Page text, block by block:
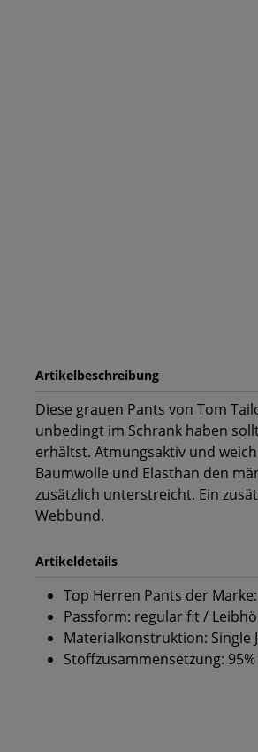
Artikelbeschreibung
Diese grauen Pants von Tom
unbedingt im Schrank haben
erhältst. Atmungsaktiv und
Baumwolle und Elasthan den
zusätzlich unterstreicht. Ein
Webbund.
Artikeldetails
Top Herren Pants der Marke:
Passform: regular fit /
Materialkonstruktion: Single
Stoffzusammensetzung: